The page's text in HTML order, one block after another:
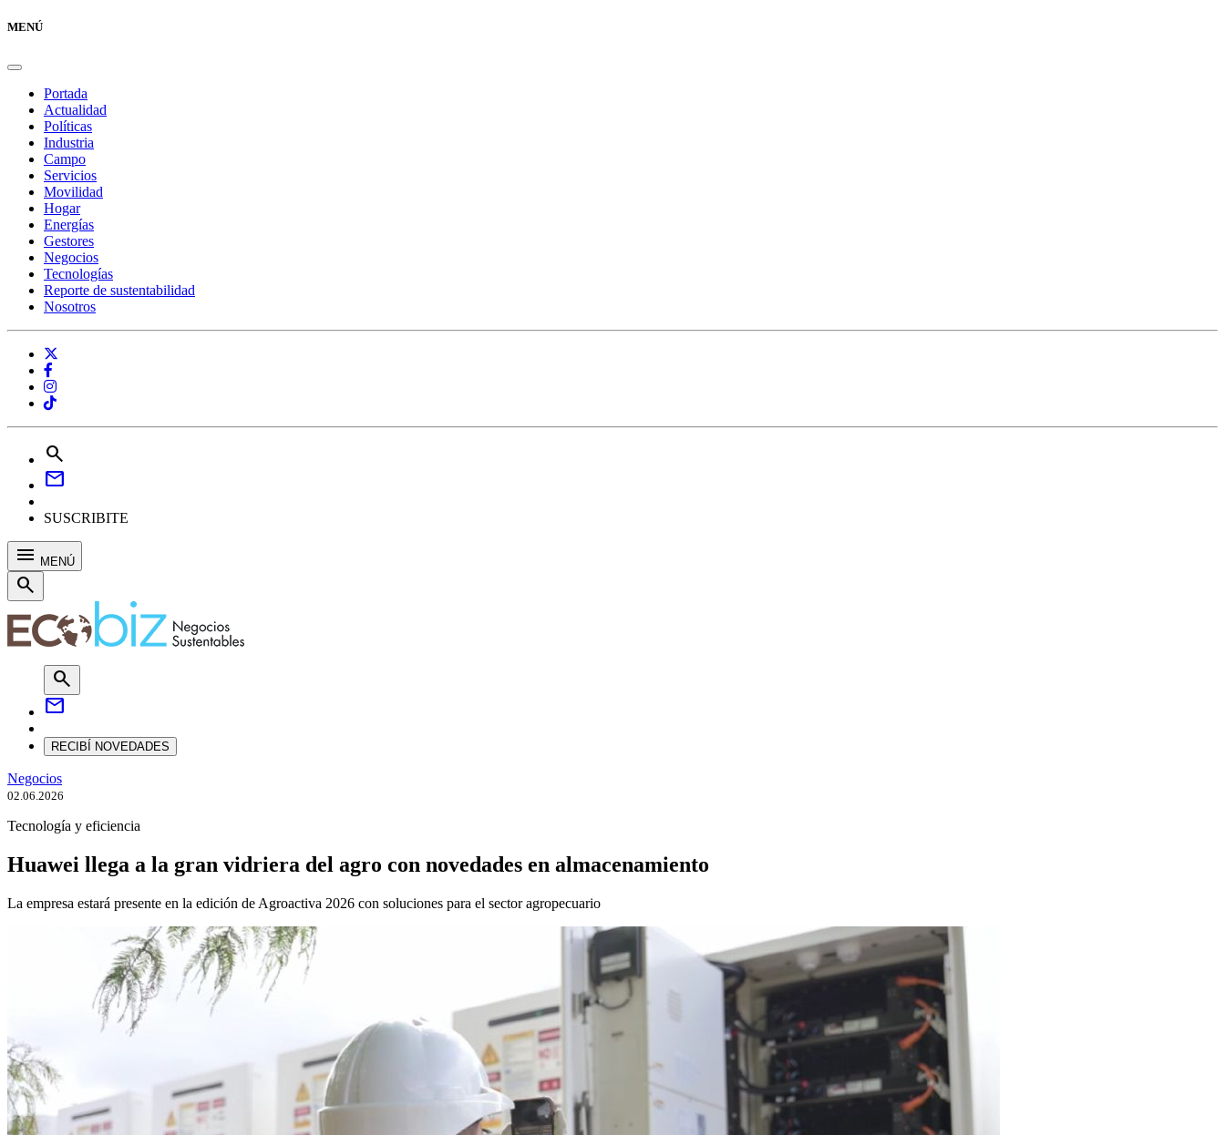
MENÚ
Portada
Actualidad
Políticas
Industria
Campo
Servicios
Movilidad
Hogar
Energías
Gestores
Negocios
Tecnologías
Reporte de sustentabilidad
Nosotros
search
mail
SUSCRIBITE
menu MENÚ
search
search
mail
RECIBÍ NOVEDADES
Negocios
02.06.2026
Tecnología y eficiencia
Huawei llega a la gran vidriera del agro con novedades en almacenamiento
La empresa estará presente en la edición de Agroactiva 2026 con soluciones para el sector agropecuario